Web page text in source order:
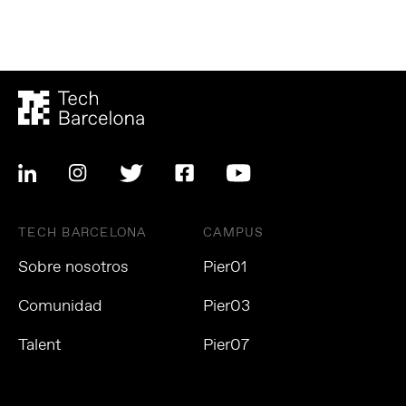
TECH BARCELONA
Sobre nosotros
Comunidad
Talent
CAMPUS
Pier01
Pier03
Pier07